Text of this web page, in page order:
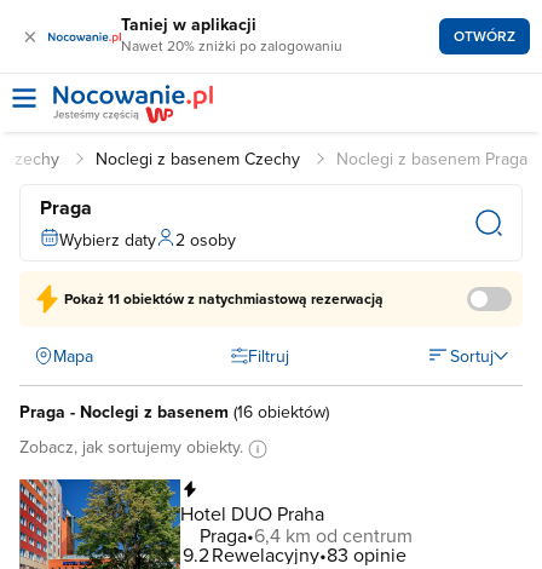
× Taniej w aplikacji
Nawet 20% zniżki po zalogowaniu OTWÓRZ
Czechy Noclegi z basenem Czechy Noclegi z basenem Praga
Praga
Wybierz daty 2 osoby
Pokaż11 obiektówz natychmiastową rezerwacją
Mapa Filtruj Sortuj
Praga - Noclegi z basenem (16 obiektów)
Zobacz, jak sortujemy obiekty.
Hotel DUO Praha
Praga 6,4 km od centrum
9.2Rewelacyjny 83 opinie